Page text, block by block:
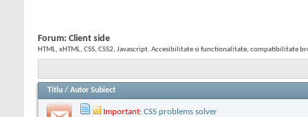
Forum: Client side
HTML, xHTML, CSS, CSS2, Javascript. Accesibilitate si functionalitate, compatibilitate
Titlu / Autor Subiect
Important: CSS problems solver